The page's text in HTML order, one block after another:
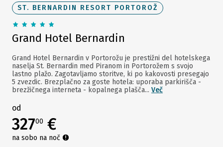
ST. BERNARDIN RESORT PORTOROŽ
Grand Hotel Bernardin
Grand Hotel Bernardin v Portorožu je prestižni del hotelskega
naselja St. Bernardin med Piranom in Portorožem s svojo
lastno plažo. Zagotavljamo storitve, ki po kakovosti presegajo
5 zvezdic. Brezplačno za goste hotela: uporaba parkirišča -
brezžičnega interneta - kopalnega plašča... Več
od
32700 €
na sobo na noč